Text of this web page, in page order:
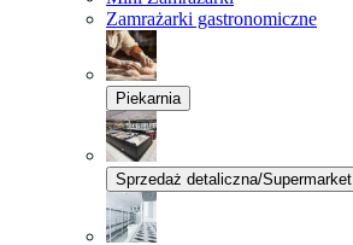
Zamrażarki gastronomiczne
Piekarnia
Sprzedaż detaliczna/Supermarket